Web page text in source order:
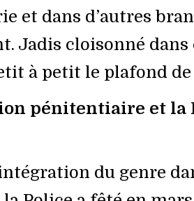
et dans d’autres
Jadis cloisonné
à petit le plafond de
pénitentiaire et la
du genre